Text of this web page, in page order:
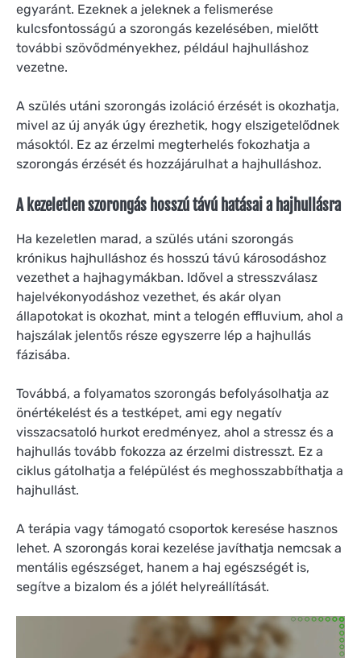
egyaránt. Ezeknek a jeleknek a felismerése
kulcsfontosságú a szorongás kezelésében, mielőtt
további szövődményekhez, például hajhulláshoz
vezetne.
A szülés utáni szorongás izoláció érzését is okozhatja,
mivel az új anyák úgy érezhetik, hogy elszigetelődnek
másoktól. Ez az érzelmi megterhelés fokozhatja a
szorongás érzését és hozzájárulhat a hajhulláshoz.
A kezeletlen szorongás hosszú távú hatásai a hajhullásra
Ha kezeletlen marad, a szülés utáni szorongás
krónikus hajhulláshoz és hosszú távú károsodáshoz
vezethet a hajhagymákban. Idővel a stresszválasz
hajelvékonyodáshoz vezethet, és akár olyan
állapotokat is okozhat, mint a telogén effluvium, ahol a
hajszálak jelentős része egyszerre lép a hajhullás
fázisába.
Továbbá, a folyamatos szorongás befolyásolhatja az
önértékelést és a testképet, ami egy negatív
visszacsatoló hurkot eredményez, ahol a stressz és a
hajhullás tovább fokozza az érzelmi distresszt. Ez a
ciklus gátolhatja a felépülést és meghosszabbíthatja a
hajhullást.
A terápia vagy támogató csoportok keresése hasznos
lehet. A szorongás korai kezelése javíthatja nemcsak a
mentális egészséget, hanem a haj egészségét is,
segítve a bizalom és a jólét helyreállítását.